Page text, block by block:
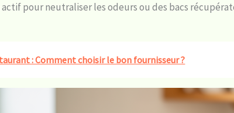
pour neutraliser les odeurs ou des bacs
: Comment choisir le bon fournisseur ?